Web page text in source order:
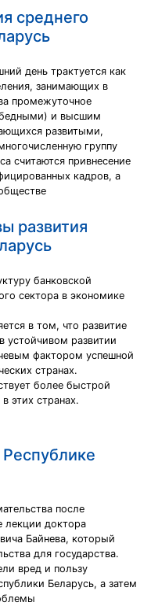
среднего
день трактуется как
занимающих в
промежуточное
и высшим
развитыми,
группу
считаются привнесение
кадров, а
развития
банковской
сектора в экономике
в том, что развитие
устойчивом развитии
фактором успешной
странах.
более быстрой
этих странах.
после
лекции доктора
Байнева, который
для государства.
вред и пользу
Беларусь, а затем